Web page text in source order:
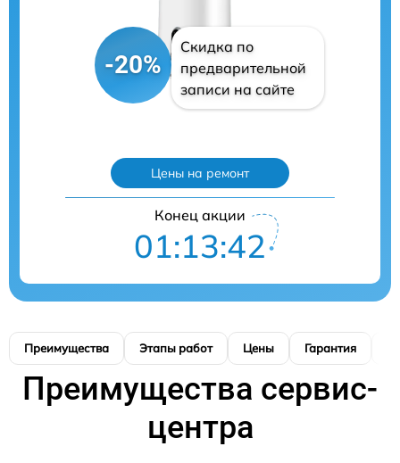
-20%
Скидка по
предварительной
записи на сайте
Цены на ремонт
Конец акции
01:13:41
Преимущества Этапы работ Цены Гарантия
Преимущества сервис-
центра